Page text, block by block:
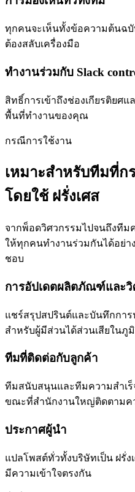
ทุกคนจะเห็นทั้งข้อความต้นฉบั
ต้องสลับเครื่องมือ
ทำงานร่วมกับ Slack
สิทธิ์การเข้าถึงช่องเกียรติยศแ
พื้นที่ทำงานของคุณ
กรณีการใช้งาน
เหมาะสำหรับทีมที่ก
โดยใช้ ฝรั่งเศส
จากพ็อดวิศวกรรมไปจนถึงทีม
ให้ทุกคนทำงานร่วมกันได้อย่
ชอบ
การอัปเดตผลิตภัณฑ์และวิ
แชร์สรุปสปรินต์และบันทึกการ
สำหรับผู้มีส่วนได้ส่วนเสียในภู
ทีมที่ติดต่อกับลูกค้า
ทีมสนับสนุนและทีมความสำเร็
ขณะที่สำนักงานใหญ่ติดตามค
ประกาศผู้นำ
แปลโพสต์ทั่วทั้งบริษัทเป็น ฝรั่ง
มีความเข้าใจตรงกัน